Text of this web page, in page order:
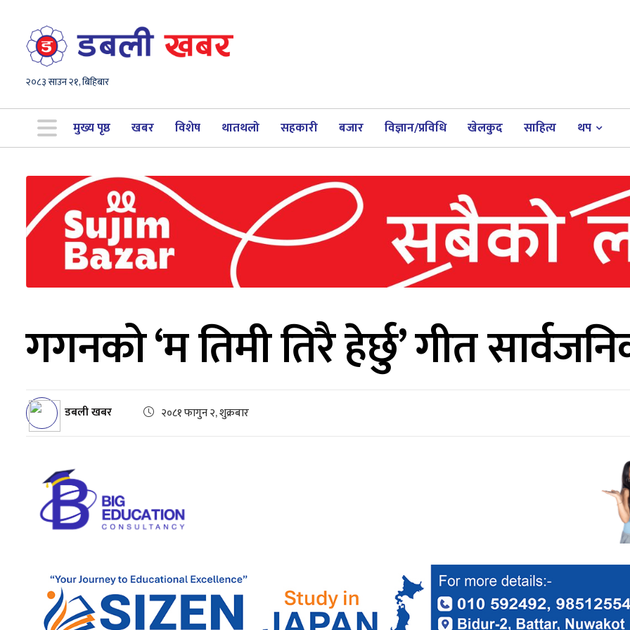
२०८३ साउन २१, बिहिबार
मुख्य पृष्ठ खबर विशेष थातथलो सहकारी बजार विज्ञान/प्रविधि खेलकुद साहित्य थप
गगनको ‘म तिमी तिरै हेर्छु’ गीत
डबली खबर २०८१ फागुन २, शुक्रबार